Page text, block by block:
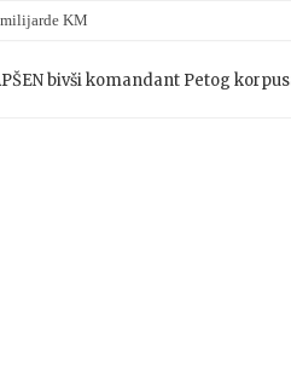
KM
izborima u Mađarskoj
bivši komandant Petog